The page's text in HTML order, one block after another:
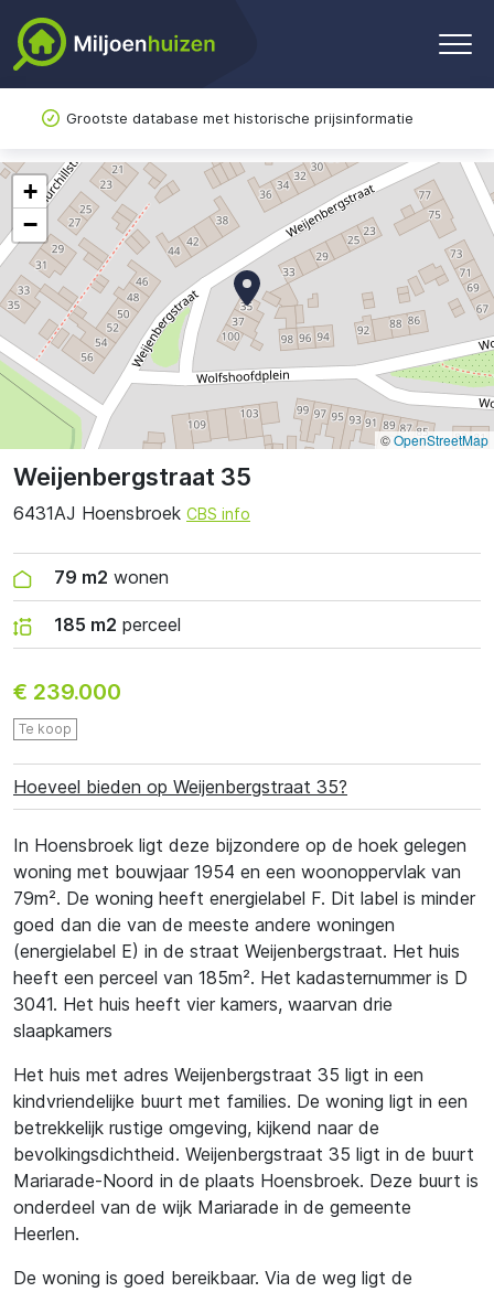
Grootste database met historische prijsinformatie
Weijenbergstraat 35
6431AJ Hoensbroek CBS info
79 m2 wonen
185 m2 perceel
€ 239.000
Te koop
Hoeveel bieden op Weijenbergstraat 35?
In Hoensbroek ligt deze bijzondere op de hoek gelegen
woning met bouwjaar 1954 en een woonoppervlak van
79m². De woning heeft energielabel F. Dit label is minder
goed dan die van de meeste andere woningen
(energielabel E) in de straat Weijenbergstraat. Het huis
heeft een perceel van 185m². Het kadasternummer is D
3041. Het huis heeft vier kamers, waarvan drie
slaapkamers
Het huis met adres Weijenbergstraat 35 ligt in een
kindvriendelijke buurt met families. De woning ligt in een
betrekkelijk rustige omgeving, kijkend naar de
bevolkingsdichtheid. Weijenbergstraat 35 ligt in de buurt
Mariarade-Noord in de plaats Hoensbroek. Deze buurt is
onderdeel van de wijk Mariarade in de gemeente
Heerlen.
De woning is goed bereikbaar. Via de weg ligt de
+
−
©OpenStreetMap